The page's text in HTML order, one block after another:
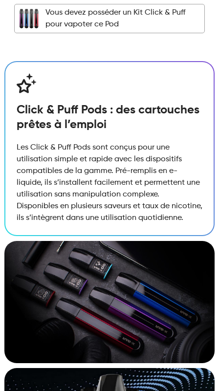
Pod
Myrtille
Vous devez posséder un Kit Click & Puff
pour vapoter ce Pod
Click & Puff Pods : des cartouches
prêtes à l’emploi
Les Click & Puff Pods sont conçus pour une
utilisation simple et rapide avec les dispositifs
compatibles de la gamme. Pré-remplis en e-
liquide, ils s’installent facilement et permettent une
utilisation sans manipulation complexe.
Disponibles en plusieurs saveurs et taux de nicotine,
ils s’intègrent dans une utilisation quotidienne.